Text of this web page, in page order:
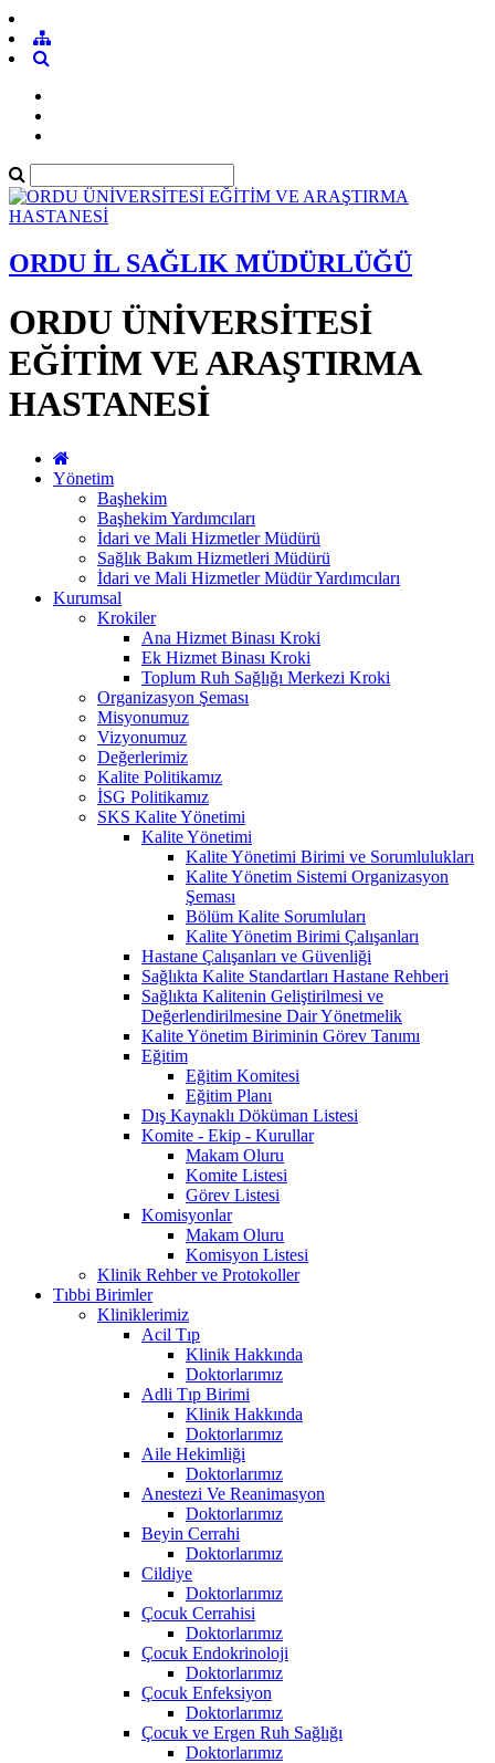
ORDU İL SAĞLIK MÜDÜRLÜĞÜ
ORDU ÜNİVERSİTESİ
EĞİTİM VE ARAŞTIRMA
HASTANESİ
Yönetim
Başhekim
Başhekim Yardımcıları
İdari ve Mali Hizmetler Müdürü
Sağlık Bakım Hizmetleri Müdürü
İdari ve Mali Hizmetler Müdür Yardımcıları
Kurumsal
Krokiler
Ana Hizmet Binası Kroki
Ek Hizmet Binası Kroki
Toplum Ruh Sağlığı Merkezi Kroki
Organizasyon Şeması
Misyonumuz
Vizyonumuz
Değerlerimiz
Kalite Politikamız
İSG Politikamız
SKS Kalite Yönetimi
Kalite Yönetimi
Kalite Yönetimi Birimi ve Sorumlulukları
Kalite Yönetim Sistemi Organizasyon
Şeması
Bölüm Kalite Sorumluları
Kalite Yönetim Birimi Çalışanları
Hastane Çalışanları ve Güvenliği
Sağlıkta Kalite Standartları Hastane Rehberi
Sağlıkta Kalitenin Geliştirilmesi ve
Değerlendirilmesine Dair Yönetmelik
Kalite Yönetim Biriminin Görev Tanımı
Eğitim
Eğitim Komitesi
Eğitim Planı
Dış Kaynaklı Döküman Listesi
Komite - Ekip - Kurullar
Makam Oluru
Komite Listesi
Görev Listesi
Komisyonlar
Makam Oluru
Komisyon Listesi
Klinik Rehber ve Protokoller
Tıbbi Birimler
Kliniklerimiz
Acil Tıp
Klinik Hakkında
Doktorlarımız
Adli Tıp Birimi
Klinik Hakkında
Doktorlarımız
Aile Hekimliği
Doktorlarımız
Anestezi Ve Reanimasyon
Doktorlarımız
Beyin Cerrahi
Doktorlarımız
Cildiye
Doktorlarımız
Çocuk Cerrahisi
Doktorlarımız
Çocuk Endokrinoloji
Doktorlarımız
Çocuk Enfeksiyon
Doktorlarımız
Çocuk ve Ergen Ruh Sağlığı
Doktorlarımız